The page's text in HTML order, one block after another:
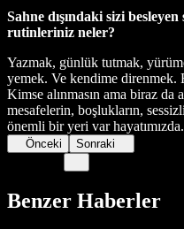
Sahne dışındaki sizi
rutinleriniz neler?
Yazmak, günlük tutmak,
yemek. Ve kendime direnmek.
Kimse alınmasın ama biraz da
mesafelerin, boşlukların,
önemli bir yeri var hayatımızda.
Önceki Sonraki
Benzer Haberler